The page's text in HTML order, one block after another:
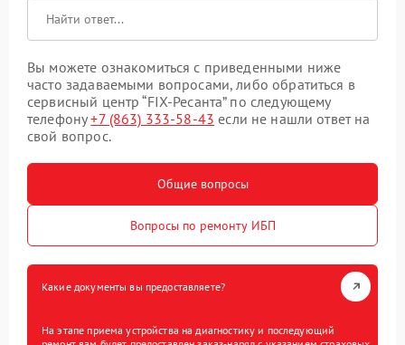
Вы можете ознакомиться с приведенными ниже
часто задаваемыми вопросами, либо обратиться в
сервисный центр “FIX-Ресанта” по следующему
телефону+7 (863) 333-58-43 если не нашли ответ на
свой вопрос.
Общие вопросы
Вопросы по ремонту ИБП
Какие документы вы предоставляете?
На этапе приема устройства на диагностику и последующий